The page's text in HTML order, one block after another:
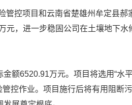
控项目和云南省楚雄州牟定县郝
元，进一步稳固公司在土壤地下水
额6520.91万元。项目将选用“水
控作业。项目施行后将有用阻断